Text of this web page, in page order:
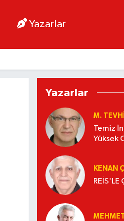
Yazarlar
Yazarlar
M.
Temiz
Yüksek
KENAN
REİS'LE